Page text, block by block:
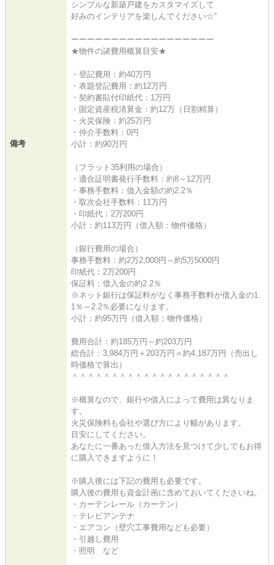
備考
シンプルな新築戸建をカスタマイズして
好みのインテリアを楽しんでください☆”
ーーーーーーーーーーーーーーーーーー
★物件の諸費用概算目安★
・登記費用：約40万円
・表題登記費用：約12万円
・契約書貼付印紙代：1万円
・固定資産税清算金：約12万（日割精算）
・火災保険：約25万円
・仲介手数料：0円
小計：約90万円
（フラット35利用の場合）
・適合証明書発行手数料：約8～12万円
・事務手数料：借入金額の約2.2％
・取次会社手数料：11万円
・印紙代：2万200円
小計：約113万円（借入額：物件価格）
（銀行費用の場合）
事務手数料：約2万2,000円～約5万5000円
印紙代：2万200円
保証料：借入金の約2.2％
※ネット銀行は保証料がなく事務手数料が借入金の1.
1％～2.2％必要になります。
小計：約95万円（借入額：物件価格）
費用合計：約185万円～約203万円
総合計：3,984万円＋203万円＝約4,187万円（売出し
時価格で算出）
＾＾＾＾＾＾＾＾＾＾＾＾＾＾＾＾＾＾＾＾
※概算なので、銀行や借入によって費用は異なりま
す。
火災保険料も会社や選び方により幅があります。
目安にしてください。
あなたに一番あった借入方法を見つけて少しでもお得
に購入できますように！
※購入後には下記の費用も必要です。
購入後の費用も資金計画に含めておいてくださいね。
・カーテンレール（カーテン）
・テレビアンテナ
・エアコン（壁穴工事費用なども必要）
・引越し費用
・照明 など